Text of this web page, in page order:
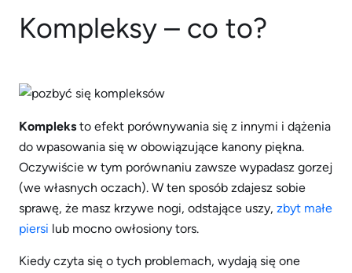
Kompleksy – co to?
Kompleks to efekt porównywania się z innymi i dążenia
do wpasowania się w obowiązujące kanony piękna.
Oczywiście w tym porównaniu zawsze wypadasz gorzej
(we własnych oczach). W ten sposób zdajesz sobie
sprawę, że masz krzywe nogi, odstające uszy, zbyt małe
piersi lub mocno owłosiony tors.
Kiedy czyta się o tych problemach, wydają się one